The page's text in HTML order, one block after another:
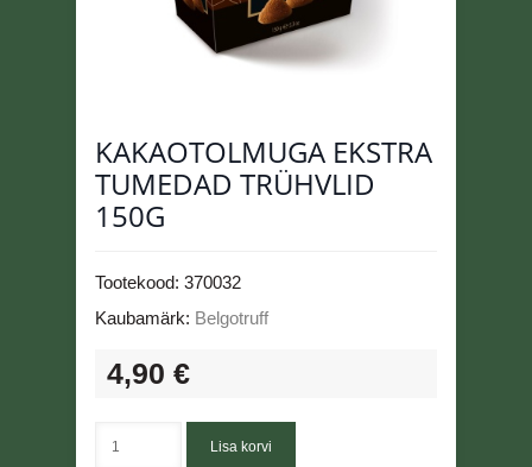
KAKAOTOLMUGA EKSTRA
TUMEDAD TRÜHVLID
150G
Tootekood: 370032
Kaubamärk: Belgotruff
4,90 €
Lisa korvi